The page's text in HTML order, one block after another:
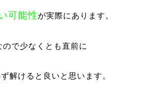
可能性が実際にあります。
ので少なくとも直前に
解けると良いと思います。